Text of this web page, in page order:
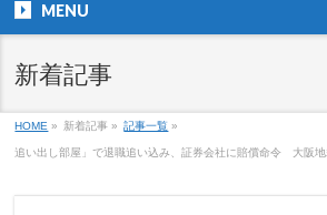
MENU
新着記事
HOME » 新着記事 » 記事一覧 »
追い出し部屋」で退職追い込み、証券会社に賠償命令 大阪